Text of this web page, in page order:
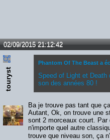
02/09/2015 21:12:42
touryst
Phantom Of The Beast a
Speed of Light et Death
son des années 80 !
Ba je trouve pas tant que
Autant, Ok, on trouve une
sont 2 morceaux court.
n'importe quel autre
trouve que niveau son, ça